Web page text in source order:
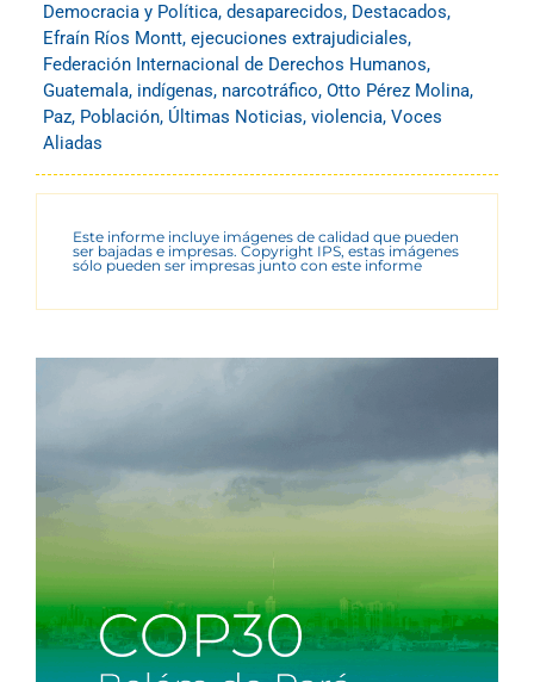
Democracia y Política, desaparecidos, Destacados,
Efraín Ríos Montt, ejecuciones extrajudiciales,
Federación Internacional de Derechos Humanos,
Guatemala, indígenas, narcotráfico, Otto Pérez Molina,
Paz, Población, Últimas Noticias, violencia, Voces
Aliadas
Este informe incluye imágenes de calidad que pueden
ser bajadas e impresas. Copyright IPS, estas imágenes
sólo pueden ser impresas junto con este informe